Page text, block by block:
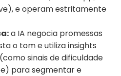
e operam estritamente
a IA negocia promessas
o tom e utiliza insights
sinais de dificuldade
para segmentar e